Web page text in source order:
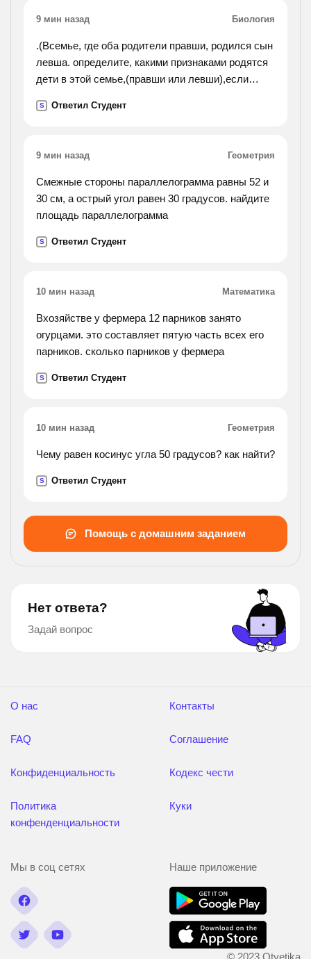
9 мин назад Биология
.(Всемье, где оба родители правши, родился сын
левша. определите, какими признаками родятся
дети в этой семье,(правши или левши),если
доминантный признак, а левша рецессивный
S Ответил Студент
9 мин назад Геометрия
Смежные стороны параллелограмма равны 52 и
30 см, а острый угол равен 30 градусов. найдите
площадь параллелограмма
S Ответил Студент
10 мин назад Математика
Вхозяйстве у фермера 12 парников занято
огурцами. это составляет пятую часть всех его
парников. сколько парников у фермера
S Ответил Студент
10 мин назад Геометрия
Чему равен косинус угла 50 градусов? как найти?
S Ответил Студент
Помощь с домашним заданием
Нет ответа?
Задай вопрос
О нас
FAQ
Конфиденциальность
Политика
конфенденциальности
Контакты
Соглашение
Кодекс чести
Куки
Мы в соц сетях Наше приложение
© 2023 Otvetika